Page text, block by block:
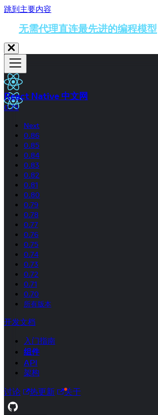
跳到主要内容
无需代理直连最先进的编程模型
React Native 中文网
0.75
Next
0.86
0.85
0.84
0.83
0.82
0.81
0.80
0.79
0.78
0.77
0.76
0.75
0.74
0.73
0.72
0.71
0.70
所有版本
开发文档
入门指南
组件
API
架构
讨论 热更新 关于